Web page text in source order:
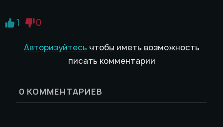
1 0
Авторизуйтесь чтобы иметь возможность
писать комментарии
0 КОММЕНТАРИЕВ